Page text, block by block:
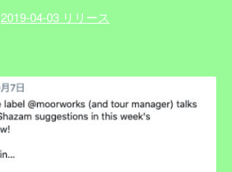
2019-04-03 リリース